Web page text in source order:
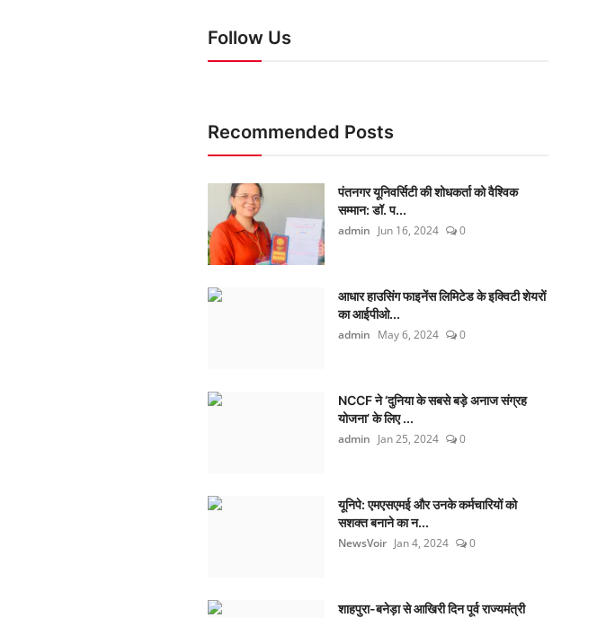
Follow Us
Recommended Posts
पंतनगर यूनिवर्सिटी की शोधकर्ता को वैश्विक
सम्मान: डॉ. प...
admin Jun 16, 2024 0
आधार हाउसिंग फाइनेंस लिमिटेड के इक्विटी शेयरों
का आईपीओ...
admin May 6, 2024 0
NCCF ने ‘दुनिया के सबसे बड़े अनाज संग्रह
योजना’ के लिए ...
admin Jan 25, 2024 0
यूनिपे: एमएसएमई और उनके कर्मचारियों को
सशक्त बनाने का न...
NewsVoir Jan 4, 2024 0
शाहपुरा-बनेड़ा से आखिरी दिन पूर्व राज्यमंत्री